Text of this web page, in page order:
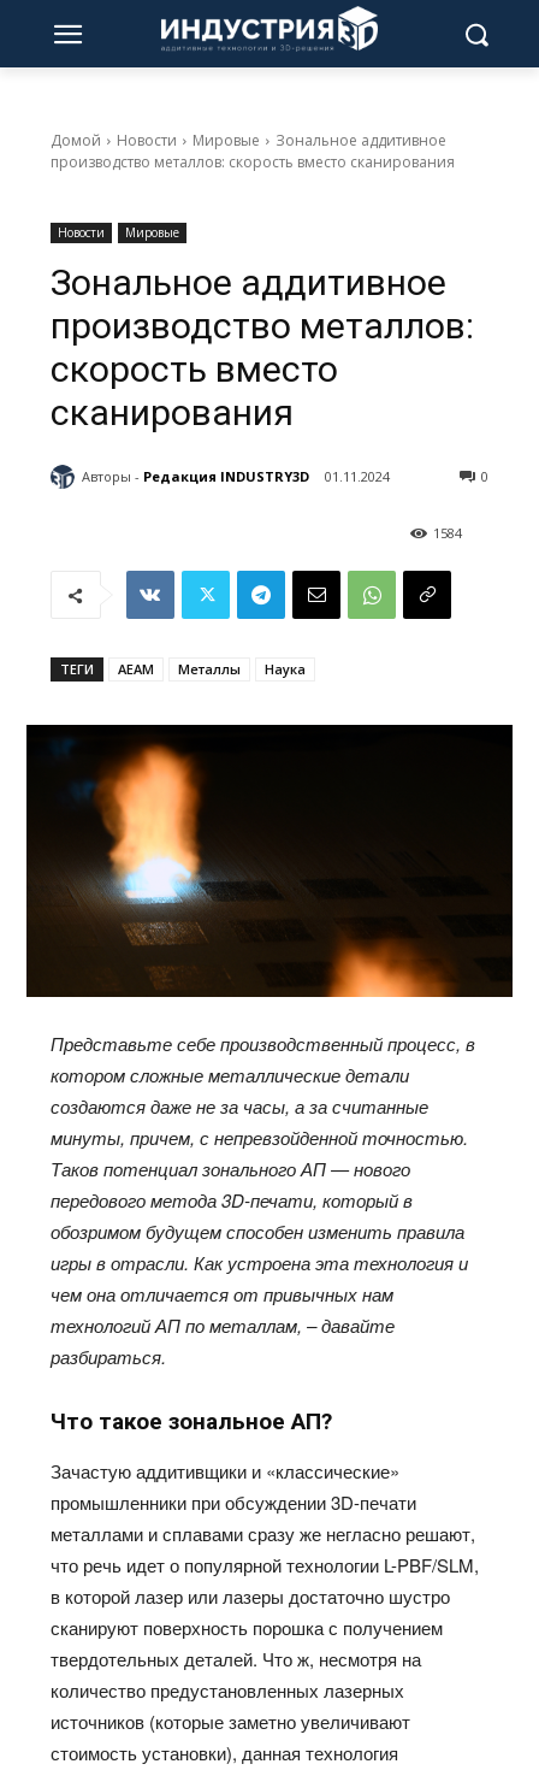
Домой Новости Мировые
Зональное аддитивное
производство металлов: скорость вместо сканирования
Новости Мировые
Зональное аддитивное
производство металлов:
скорость вместо
сканирования
Авторы - Редакция INDUSTRY3D 01.11.2024 0
1584
ТЕГИ AEAM Металлы Наука
Представьте себе производственный процесс, в
котором сложные металлические детали
создаются даже не за часы, а за считанные
минуты, причем, с непревзойденной точностью.
Таков потенциал зонального АП — нового
передового метода 3D-печати, который в
обозримом будущем способен изменить правила
игры в отрасли. Как устроена эта технология и
чем она отличается от привычных нам
технологий АП по металлам, – давайте
разбираться.
Что такое зональное АП?
Зачастую аддитивщики и «классические»
промышленники при обсуждении 3D-печати
металлами и сплавами сразу же негласно решают,
что речь идет о популярной технологии L-PBF/SLM,
в которой лазер или лазеры достаточно шустро
сканируют поверхность порошка с получением
твердотельных деталей. Что ж, несмотря на
количество предустановленных лазерных
источников (которые заметно увеличивают
стоимость установки), данная технология